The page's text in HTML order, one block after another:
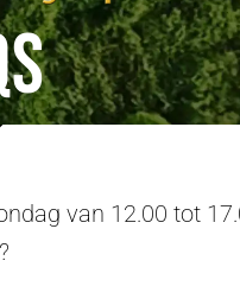
van 12.00 tot